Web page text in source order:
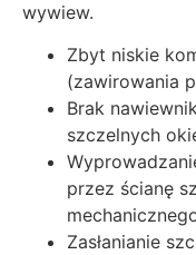
wywiew.
Zbyt niskie
(zawirowania
Brak
szczelnych
przez ścianę
Zasłanianie